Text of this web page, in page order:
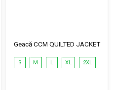
Geacă CCM QUILTED JACKET
S M L XL 2XL